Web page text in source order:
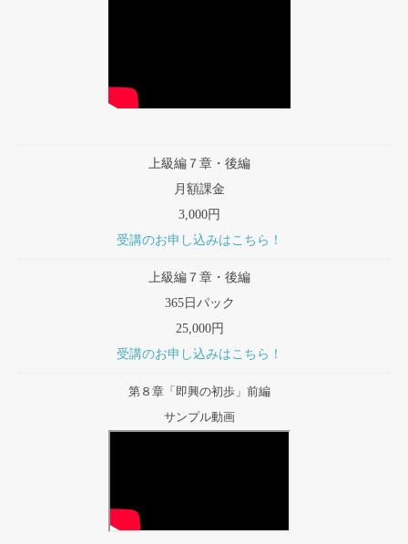
上級編７章・後編
月額課金
3,000円
受講のお申し込みはこちら！
上級編７章・後編
365日パック
25,000円
受講のお申し込みはこちら！
第８章「即興の初歩」前編
サンプル動画